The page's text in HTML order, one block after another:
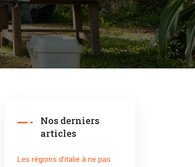
Nos derniers
articles
Les régions d’italie à ne pas